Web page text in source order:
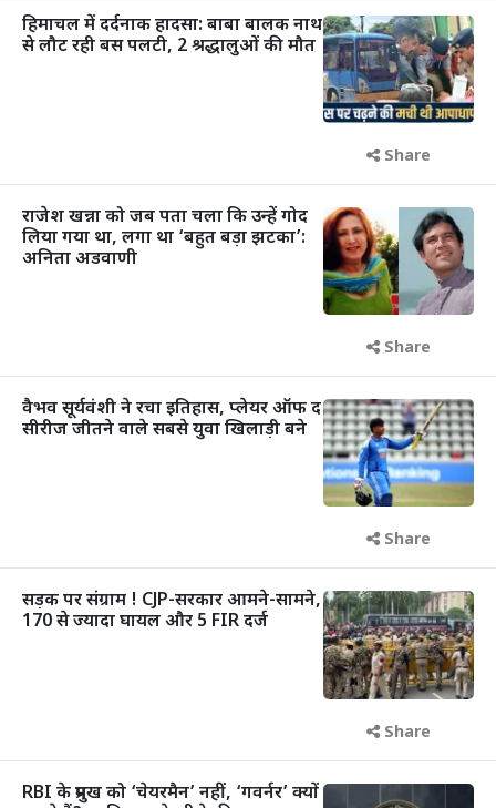
हिमाचल में दर्दनाक हादसा: बाबा बालक नाथ
से लौट रही बस पलटी, 2 श्रद्धालुओं की मौत
Share
राजेश खन्ना को जब पता चला कि उन्हें गोद
लिया गया था, लगा था ‘बहुत बड़ा झटका’:
अनिता अडवाणी
Share
वैभव सूर्यवंशी ने रचा इतिहास, प्लेयर ऑफ द
सीरीज जीतने वाले सबसे युवा खिलाड़ी बने
Share
सड़क पर संग्राम ! CJP-सरकार आमने-सामने,
170 से ज्यादा घायल और 5 FIR दर्ज
Share
RBI के प्रमुख को ‘चेयरमैन’ नहीं, ‘गवर्नर’ क्यों